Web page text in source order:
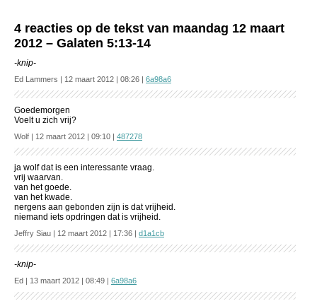
4 reacties op de tekst van maandag 12 maart
2012 – Galaten 5:13-14
-knip-
Ed Lammers | 12 maart 2012 | 08:26 | 6a98a6
Goedemorgen
Voelt u zich vrij?
Wolf | 12 maart 2012 | 09:10 | 487278
ja wolf dat is een interessante vraag.
vrij waarvan.
van het goede.
van het kwade.
nergens aan gebonden zijn is dat vrijheid.
niemand iets opdringen dat is vrijheid.
Jeffry Siau | 12 maart 2012 | 17:36 | d1a1cb
-knip-
Ed | 13 maart 2012 | 08:49 | 6a98a6